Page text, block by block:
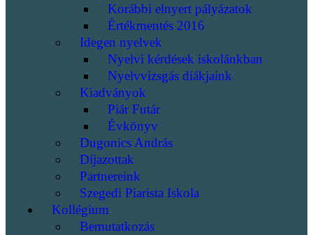
Korábbi elnyert pályázatok
Értékmentés 2016
Idegen nyelvek
Nyelvi kérdések iskolánkban
Nyelvvizsgás diákjaink
Kiadványok
Piár Futár
Évkönyv
Dugonics András
Díjazottak
Partnereink
Szegedi Piarista Iskola
Kollégium
Bemutatkozás